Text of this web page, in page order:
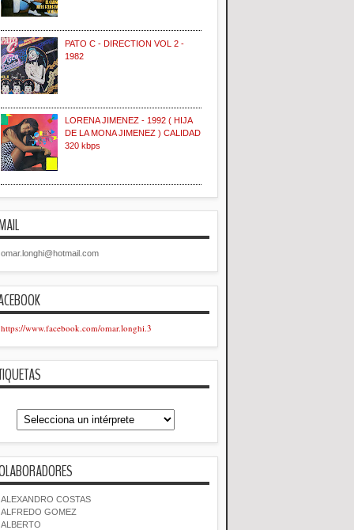
PATO C - DIRECTION VOL 2 -
1982
LORENA JIMENEZ - 1992 ( HIJA
DE LA MONA JIMENEZ ) CALIDAD
320 kbps
omar.longhi@hotmail.com
https://www.facebook.com/omar.longhi.3
ALEXANDRO COSTAS
ALFREDO GOMEZ
ALBERTO